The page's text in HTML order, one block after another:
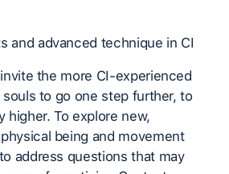
and advanced technique in CI
the more CI-experienced
to go one step further, to
higher. To explore new,
being and movement
address questions that may